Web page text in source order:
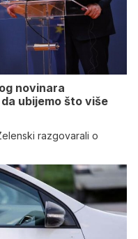
novinara
ubijemo što više
razgovarali o